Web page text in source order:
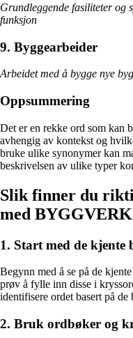
Grundleggende fasiliteter og
funksjon
9. Byggearbeider
Arbeidet med å bygge nye
Oppsummering
Det er en rekke ord som kan
avhengig av kontekst og
bruke ulike synonymer kan
beskrivelsen av ulike typer
Slik finner du
med
1. Start med de kjente
Begynn med å se på de
prøv å fylle inn disse i
identifisere ordet basert på de
2. Bruk ordbøker og